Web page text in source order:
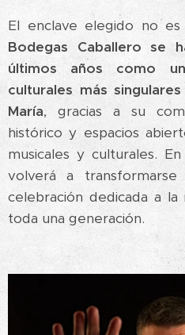
El enclave elegido no es
Bodegas Caballero se
últimos años como
culturales más
María, gracias a su
histórico y espacios
musicales y culturales.
volverá a
celebración dedicada a la
toda una generación.